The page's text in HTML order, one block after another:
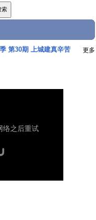
第30期 上城建真辛苦 更多